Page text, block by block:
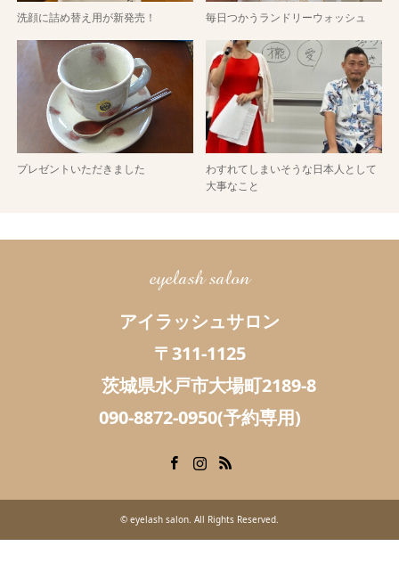
洗顔に詰め替え用が新発売！ 毎日つかうランドリーウォッシュ
プレゼントいただきました
わすれてしまいそうな日本人として
大事なこと
eyelash salon
アイラッシュサロン
〒311-1125
茨城県水戸市大場町2189-8
090-8872-0950(予約専用)
© eyelash salon. All Rights Reserved.